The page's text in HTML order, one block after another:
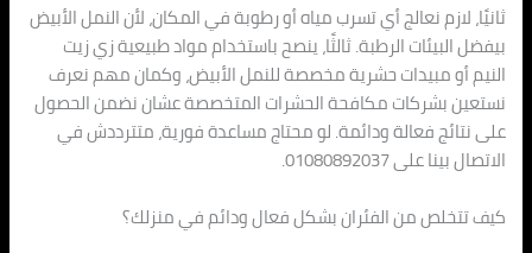
ثانيًا، لازم نعالج أي تسرب مياه أو رطوبة في المكان، لأن النمل الأبيض
بيفضل البيئات الرطبة. ثالثًا، ينصح باستخدام مواد طبيعية زي زيت
النيم أو مبيدات حشرية مخصصة للنمل الأبيض، وكمان مهم نعرف
نستعين بشركات مكافحة الحشرات المتخصصة عشان نضمن الحصول
على نتائج فعالة ودائمة. لو محتاج مساعدة فورية، متترددش في
الاتصال بينا على 01080892037.
كيف تتخلص من الفئران بشكل فعال ودائم في منزلك؟